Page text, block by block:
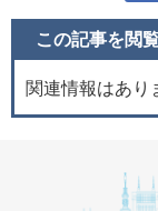
この記事を閲
関連情報はあり